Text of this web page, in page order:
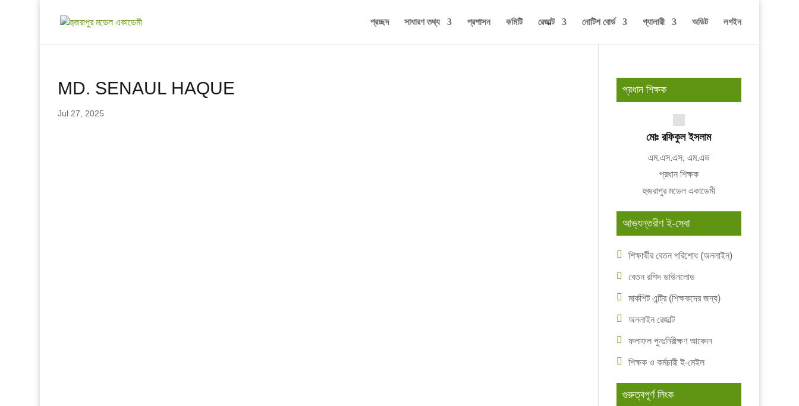
প্রচ্ছদ সাধারণ তথ্য প্রশাসন কমিটি রেজাল্ট নোটিশ বোর্ড গ্যালারী অডিট লগইন
MD. SENAUL HAQUE
Jul 27, 2025
প্রধান শিক্ষক
মোঃ রফিকুল ইসলাম
এম.এস.এস, এম.এড
প্রধান শিক্ষক
হুজরাপুর মডেল একাডেমী
আভ্যন্তরীণ ই-সেবা
শিক্ষার্থীর বেতন পরিশোধ (অনলাইন)
বেতন রশিদ ডাউনলোড
মার্কশিট এন্ট্রি (শিক্ষকদের জন্য)
অনলাইন রেজাল্ট
ফলাফল পুনঃনিরীক্ষণ আবেদন
শিক্ষক ও কর্মচারী ই-মেইল
গুরুত্বপূর্ণ লিংক